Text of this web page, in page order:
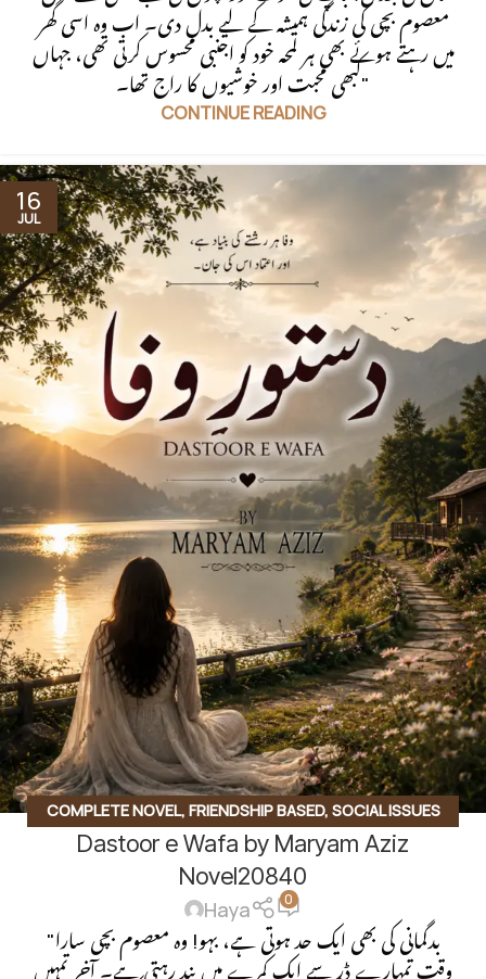
معصوم بچی کی زندگی ہمیشہ کے لیے بدل دی۔ اب وہ اسی گھر
میں رہتے ہوئے بھی ہر لمحہ خود کو اجنبی محسوس کرتی تھی، جہاں
کبھی محبت اور خوشیوں کا راج تھا۔"
CONTINUE READING
16
JUL
COMPLETE NOVEL, FRIENDSHIP BASED, SOCIAL ISSUES
BASED,SOCIAL ROMANTIC NOVEL
Dastoor e Wafa by Maryam Aziz
Novel20840
Haya 0
"بدگمانی کی بھی ایک حد ہوتی ہے، بہو! وہ معصوم بچی سارا
وقت تمہارے ڈر سے ایک کمرے میں بند رہتی ہے۔ آخر تمہیں